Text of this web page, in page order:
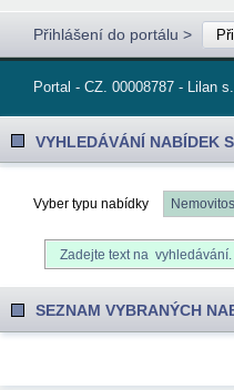
Přihlášení do portálu >
Portal - CZ. 00008787 - Lilan
VYHLEDÁVÁNÍ NABÍDEK
Vyber typu nabídky
SEZNAM VYBRANÝCH